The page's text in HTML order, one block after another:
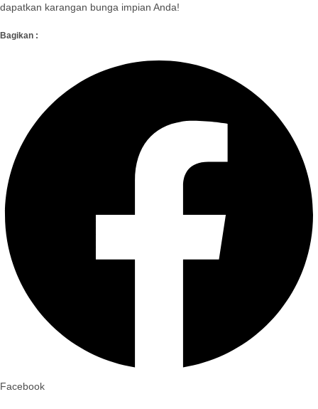
dapatkan karangan bunga impian Anda!
Bagikan :
Facebook